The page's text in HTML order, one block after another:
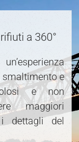
a 360°
e
e non
maggiori
dettagli del